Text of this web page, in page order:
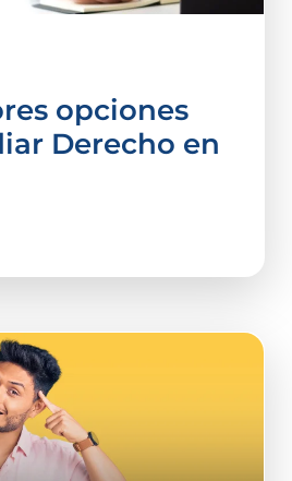
opciones
Derecho en